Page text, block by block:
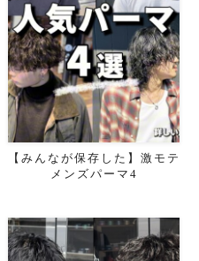
【みんなが保存した】激モテ
メンズパーマ4